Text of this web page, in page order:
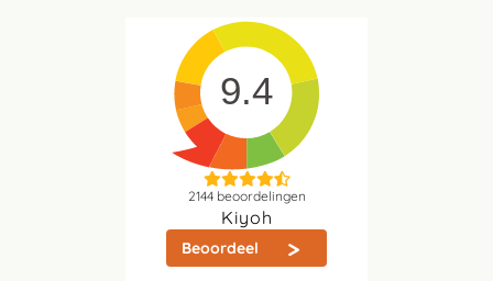
9.4
2144beoordelingen
Kiyoh
Beoordeel